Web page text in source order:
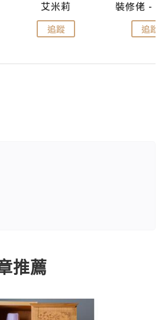
艾米莉
追蹤 追蹤
推薦